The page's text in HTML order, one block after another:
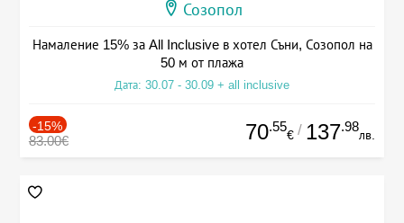
Созопол
Намаление 15% за All Inclusive в хотел Съни, Созопол на
50 м от плажа
Дата: 30.07 - 30.09 + all inclusive
-15%
83.00€ 70.55
€ / 137.98
лв.